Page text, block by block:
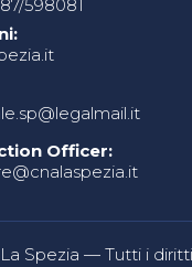
598081
Officer:
Spezia — Tutti i